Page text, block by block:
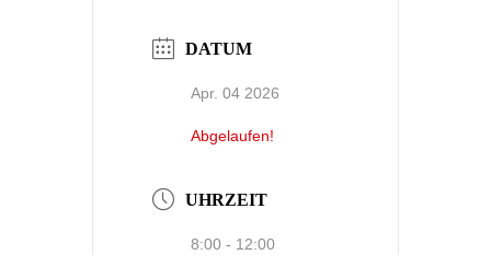
DATUM
Apr. 04 2026
Abgelaufen!
UHRZEIT
8:00 - 12:00